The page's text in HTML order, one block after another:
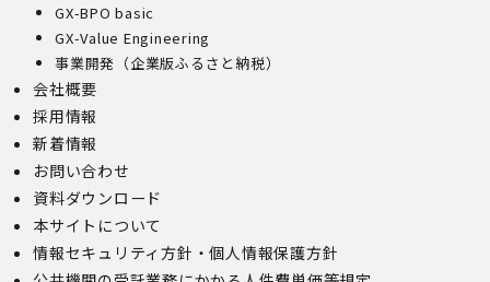
GX-BPO basic
GX-Value Engineering
事業開発（企業版ふるさと納税）
会社概要
採用情報
新着情報
お問い合わせ
資料ダウンロード
本サイトについて
情報セキュリティ方針・個人情報保護方針